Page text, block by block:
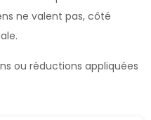
ne valent pas, côté
ou réductions appliquées